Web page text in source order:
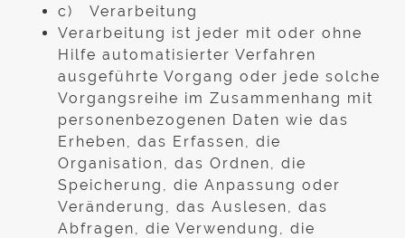
c) Verarbeitung
Verarbeitung ist jeder mit oder ohne
Hilfe automatisierter Verfahren
ausgeführte Vorgang oder jede solche
Vorgangsreihe im Zusammenhang mit
personenbezogenen Daten wie das
Erheben, das Erfassen, die
Organisation, das Ordnen, die
Speicherung, die Anpassung oder
Veränderung, das Auslesen, das
Abfragen, die Verwendung, die